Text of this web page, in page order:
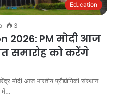
Education
3
2026: PM मोदी आज
समारोह को करेंगे
मोदी आज भारतीय प्रौद्योगिकी संस्थान
में…